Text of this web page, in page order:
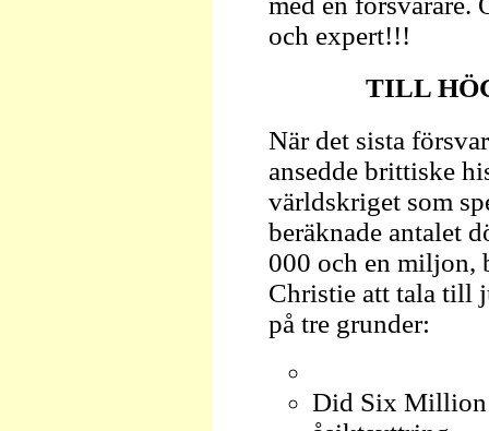
och expert!!!
TILL
När det sista
ansedde brittiske
världskriget som
beräknade antalet
000 och en miljon,
Christie att tala till
på tre grunder:
Did Six Million